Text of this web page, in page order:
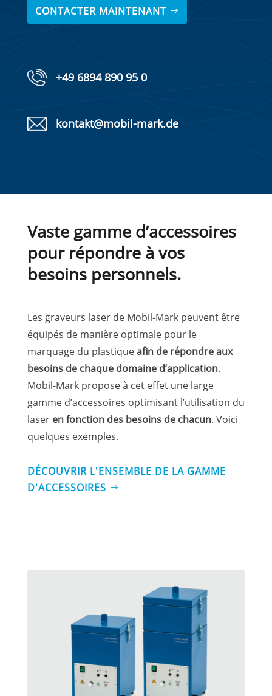
CONTACTER MAINTENANT
+49 6894 890 95 0
kontakt@mobil-mark.de
Vaste gamme d’accessoires
pour répondre à vos
besoins personnels.
Les graveurs laser de Mobil-Mark peuvent être
équipés de manière optimale pour le
marquage du plastiqueafin de répondre aux
besoins de chaque domaine d’application.
Mobil-Mark propose à cet effet une large
gamme d’accessoires optimisant l’utilisation du
laser en fonction des besoins de chacun. Voici
quelques exemples.
DÉCOUVRIR L'ENSEMBLE DE LA GAMME
D'ACCESSOIRES